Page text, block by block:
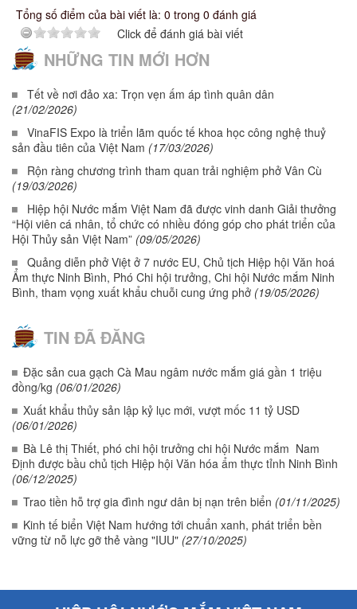
Tổng số điểm của bài viết là: 0 trong 0 đánh giá
Click để đánh giá bài viết
NHỮNG TIN MỚI HƠN
Tết về nơi đảo xa: Trọn vẹn ấm áp tình quân dân
(21/02/2026)
VinaFIS Expo là triển lãm quốc tế khoa học công nghệ thuỷ
sản đầu tiên của Việt Nam (17/03/2026)
Rộn ràng chương trình tham quan trải nghiệm phở Vân Cù
(19/03/2026)
Hiệp hội Nước mắm Việt Nam đã được vinh danh Giải thưởng
“Hội viên cá nhân, tổ chức có nhiều đóng góp cho phát triển của
Hội Thủy sản Việt Nam” (09/05/2026)
Quảng diễn phở Việt ở 7 nước EU, Chủ tịch Hiệp hội Văn hoá
Ẩm thực Ninh Bình, Phó Chi hội trưởng, Chi hội Nước mắm Ninh
Bình, tham vọng xuất khẩu chuỗi cung ứng phở (19/05/2026)
TIN ĐÃ ĐĂNG
Đặc sản cua gạch Cà Mau ngâm nước mắm giá gần 1 triệu
đồng/kg (06/01/2026)
Xuất khẩu thủy sản lập kỷ lục mới, vượt mốc 11 tỷ USD
(06/01/2026)
Bà Lê thị Thiết, phó chi hội trưởng chi hội Nước mắm Nam
Định được bầu chủ tịch Hiệp hội Văn hóa ẩm thực tỉnh Ninh Bình
(06/12/2025)
Trao tiền hỗ trợ gia đình ngư dân bị nạn trên biển (01/11/2025)
Kinh tế biển Việt Nam hướng tới chuẩn xanh, phát triển bền
vững từ nỗ lực gỡ thẻ vàng "IUU" (27/10/2025)